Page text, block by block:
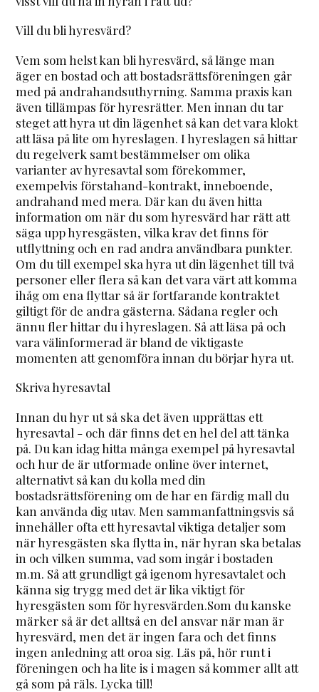
Vill du bli hyresvärd?
Vem som helst kan bli hyresvärd, så länge man
äger en bostad och att bostadsrättsföreningen går
med på andrahandsuthyrning. Samma praxis kan
även tillämpas för hyresrätter. Men innan du tar
steget att hyra ut din lägenhet så kan det vara klokt
att läsa på lite om hyreslagen. I hyreslagen så hittar
du regelverk samt bestämmelser om olika
varianter av hyresavtal som förekommer,
exempelvis förstahand-kontrakt, inneboende,
andrahand med mera. Där kan du även hitta
information om när du som hyresvärd har rätt att
säga upp hyresgästen, vilka krav det finns för
utflyttning och en rad andra användbara punkter.
Om du till exempel ska hyra ut din lägenhet till två
personer eller flera så kan det vara värt att komma
ihåg om ena flyttar så är fortfarande kontraktet
giltigt för de andra gästerna. Sådana regler och
ännu fler hittar du i hyreslagen. Så att läsa på och
vara välinformerad är bland de viktigaste
momenten att genomföra innan du börjar hyra ut.
Skriva hyresavtal
Innan du hyr ut så ska det även upprättas ett
hyresavtal - och där finns det en hel del att tänka
på. Du kan idag hitta många exempel på hyresavtal
och hur de är utformade online över internet,
alternativt så kan du kolla med din
bostadsrättsförening om de har en färdig mall du
kan använda dig utav. Men sammanfattningsvis så
innehåller ofta ett hyresavtal viktiga detaljer som
när hyresgästen ska flytta in, när hyran ska betalas
in och vilken summa, vad som ingår i bostaden
m.m. Så att grundligt gå igenom hyresavtalet och
känna sig trygg med det är lika viktigt för
hyresgästen som för hyresvärden.Som du kanske
märker så är det alltså en del ansvar när man är
hyresvärd, men det är ingen fara och det finns
ingen anledning att oroa sig. Läs på, hör runt i
föreningen och ha lite is i magen så kommer allt att
gå som på räls. Lycka till!